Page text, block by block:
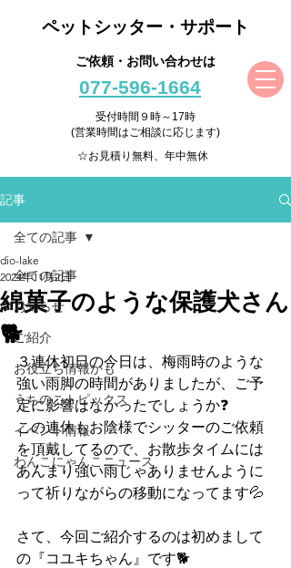
ペットシッター・サポート
ご依頼・お問い合わせは
077-596-1664
受付時間９時～17時
(営業時間はご相談に応じます)
☆お見積り無料、年中無休
記事
全ての記事
お知らせ
ご紹介
お役立ち情報かも
うちのこトピックス
イベント情報
わんこにゃんこニュース
全ての記事
綿菓子のような保護犬さん
🐕
dio-lake
2024年11月2日
３連休初日の今日は、梅雨時のような
強い雨脚の時間がありましたが、ご予
定に影響はなかったでしょうか❓
この連休もお陰様でシッターのご依頼
を頂戴してるので、お散歩タイムには
あんまり強い雨じゃありませんように
って祈りながらの移動になってます💦
さて、今回ご紹介するのは初めまして
の『コユキちゃん』です🐕